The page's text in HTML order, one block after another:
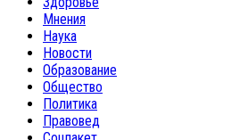
Мнения
Наука
Новости
Образование
Общество
Политика
Правовед